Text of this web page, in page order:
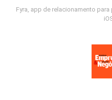
Fyra, app de relacionamento